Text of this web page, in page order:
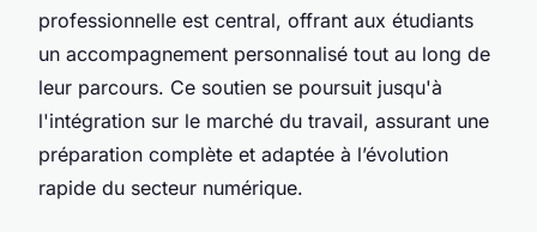
professionnelle est central, offrant aux étudiants
un accompagnement personnalisé tout au long de
leur parcours. Ce soutien se poursuit jusqu'à
l'intégration sur le marché du travail, assurant une
préparation complète et adaptée à l’évolution
rapide du secteur numérique.